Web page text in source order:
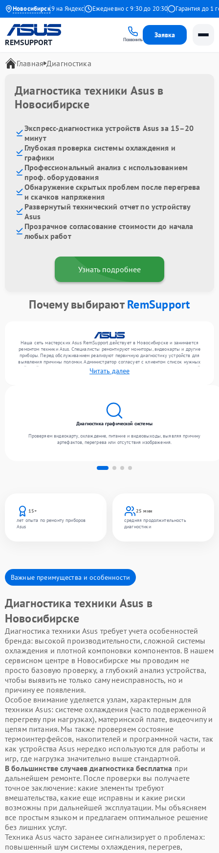
Новосибирск4.9 на Яндекс Ежедневно с 9:30 до 20:30 Гарантия до 1 года
REMSUPPORT Позвонить
Заявка
Главная Диагностика
Диагностика техники Asus в
Новосибирске
Экспресс-диагностика устройств Asus за 15–20
минут
Глубокая проверка системы охлаждения и
графики
Профессиональный анализ с использованием
проф. оборудования
Обнаружение скрытых проблем после перегрева
и скачков напряжения
Развернутый технический отчет по устройству
Asus
Прозрачное согласование стоимости до начала
любых работ
Узнать подробнее
Почему выбираютRemSupport
Наша сеть мастерских Asus RemSupport действует в Новосибирске и занимается
ремонтом техники Asus. Специалисты ремонтируют мониторы, видеокарты и другие
приборы. Перед обслуживанием реализуют первичную диагностику устройств для
выявления причины поломки. Администратор согласует с клиентом список нужных
действий и их цену. Только затем инженеры выполняют восстановление с заменой
деталей по необходимости. После окончания работ проводится финальная проверка
Читать далее
15+
лет опыта по ремонту приборов
Asus
25 мин
средняя продолжительность
диагностики
Диагностика графической системы
Проверяем видеокарту, охлаждение, питание и видеовыходы, выявляя причину
артефактов, перегрева или отсутствия изображения.
Важные преимущества и особенности
Диагностика техники Asus в
Новосибирске
Диагностика техники Asus требует учета особенностей
бренда: высокой производительности, сложной системы
охлаждения и плотной компоновки компонентов. В нашем
сервисном центре в Новосибирске мы проводим не
просто базовую проверку, а глубокий анализ устройства,
чтобы выявить не только саму неисправность, но и
причину ее появления.
Особое внимание уделяется узлам, характерным для
техники Asus: системе охлаждения (часто подверженной
перегреву при нагрузках), материнской плате, видеочипу и
цепям питания. Мы также проверяем состояние
термоинтерфейсов, накопителей и программной части, так
как устройства Asus нередко используются для работы и
игр, где нагрузка значительно выше стандартной.
В большинстве случаев диагностика бесплатна при
дальнейшем ремонте. После проверки вы получаете
точное заключение: какие элементы требуют
вмешательства, какие еще исправны и какие риски
возможны при дальнейшей эксплуатации. Мы объясняем
все простым языком и предлагаем оптимальное решение
без лишних услуг.
Техника Asus часто заранее сигнализирует о проблемах:
повышенный шум системы охлаждения, перегрев,